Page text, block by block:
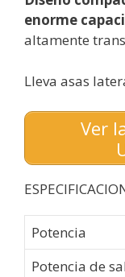
enorme
altamente
Lleva asas
Ver
Potencia
Potencia de